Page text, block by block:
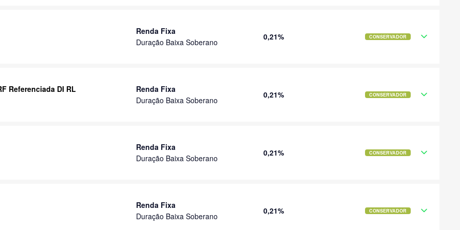
Renda Fixa
Duração Baixa Soberano
0,21% CONSERVADOR
Referenciada DI RL
Renda Fixa
Duração Baixa Soberano
0,21% CONSERVADOR
Renda Fixa
Duração Baixa Soberano
0,21% CONSERVADOR
Renda Fixa
Duração Baixa Soberano
0,21% CONSERVADOR